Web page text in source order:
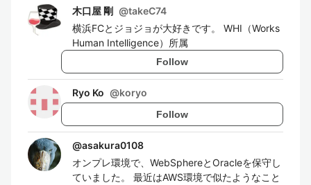
木口屋 剛 @takeC74
横浜FCとジョジョが大好きです。 WHI（Works
Human Intelligence）所属
Follow
Ryo Ko @koryo
Follow
@asakura0108
オンプレ環境で、WebSphereとOracleを保守し
ていました。 最近はAWS環境で似たようなこと